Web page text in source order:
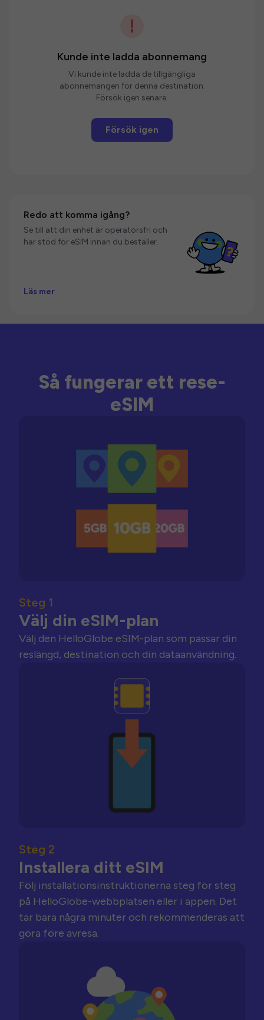
Kunde inte ladda abonnemang
Vi kunde inte ladda de tillgängliga
abonnemangen för denna destination.
Försök igen senare.
Försök igen
Redo att komma igång?
Se till att din enhet är operatörsfri och
har stöd för eSIM innan du beställer.
Läs mer
Så fungerar ett rese-
eSIM
Steg 1
Välj din eSIM-plan
Välj den HelloGlobe eSIM-plan som passar din
reslängd, destination och din dataanvändning.
Steg 2
Installera ditt eSIM
Följ installationsinstruktionerna steg för steg
på HelloGlobe-webbplatsen eller i appen. Det
tar bara några minuter och rekommenderas att
göra före avresa.